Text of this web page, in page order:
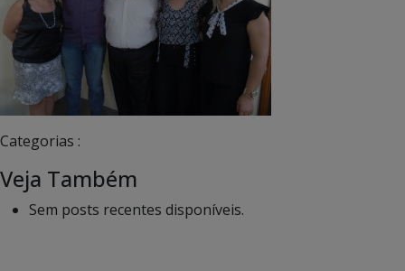
Categorias :
Veja Também
Sem posts recentes disponíveis.